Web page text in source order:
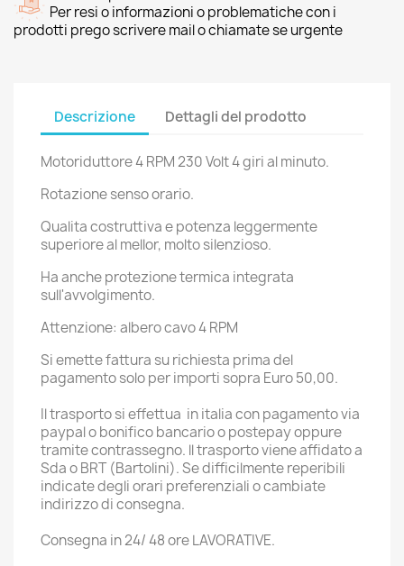
Per resi o informazioni o problematiche con i
prodotti prego scrivere mail o chiamate se urgente
Descrizione Dettagli del prodotto
Motoriduttore 4 RPM 230 Volt 4 giri al minuto.
Rotazione senso orario.
Qualita costruttiva e potenza leggermente
superiore al mellor, molto silenzioso.
Ha anche protezione termica integrata
sull'avvolgimento.
Attenzione: albero cavo 4 RPM
Si emette fattura su richiesta prima del
pagamento solo per importi sopra Euro 50,00.
Il trasporto si effettua in italia con pagamento via
paypal o bonifico bancario o postepay oppure
tramite contrassegno. ll trasporto viene affidato a
Sda o BRT (Bartolini). Se difficilmente reperibili
indicate degli orari preferenziali o cambiate
indirizzo di consegna.
Consegna in 24/ 48 ore LAVORATIVE.